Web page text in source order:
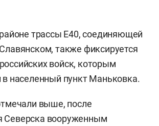
трассы Е40, соединяющей
также фиксируется
войск, которым
в населенный пункт Маньковка.
выше, после
Северска вооруженным